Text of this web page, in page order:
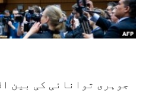
جوہری توانائی کی بین